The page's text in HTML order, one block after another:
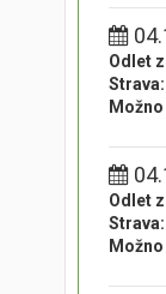
Odlet
Strava:
Odlet
Strava: